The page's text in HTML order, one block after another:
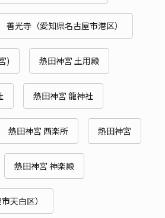
善光寺（愛知県名古屋市港区）
) 熱田神宮 土用殿
熱田神宮 龍神社
熱田神宮 西楽所 熱田神宮
熱田神宮 神楽殿
天白区）